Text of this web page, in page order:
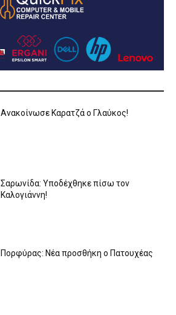
Ανακοίνωσε Καρατζά ο Γλαύκος!
Σαρωνίδα: Υποδέχθηκε πίσω τον
Καλογιάννη!
Πορφύρας: Νέα προσθήκη ο Πατουχέας